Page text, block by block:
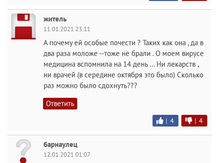
житель
11.01.2021 23:11
А почему ей особые почести ? Таких как она , да в
два раза моложе --тоже не брали . О моем вирусе
медицина вспомнила на 14 день ... Ни лекарств ,
ни врачей (в середине октября это было) Сколько
раз можно было сдохнуть???
Ответить
| 4 | 4
барнаулец
12.01.2021 01:07